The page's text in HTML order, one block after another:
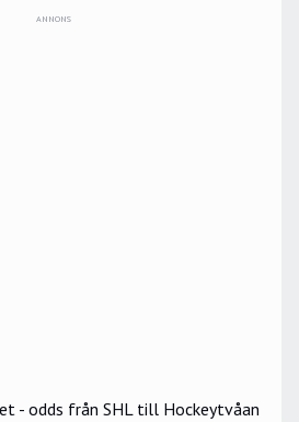
ANNONS
- odds från SHL till Hockeytvåan